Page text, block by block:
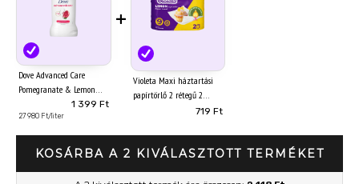
Dove Advanced Care
Pomegranate & Lemon
izzadásgátló stift 50 ml
1 399 Ft
27 980 Ft/liter
+
Violeta Maxi háztartási
papírtörlő 2 rétegű 2
tekercs Citrom illat719 Ft
KOSÁRBA A 2 KIVÁLASZTOTT TERMÉKET